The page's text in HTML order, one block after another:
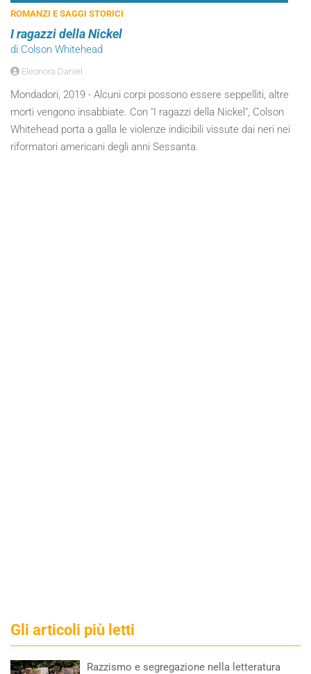
ROMANZI E SAGGI STORICI
I ragazzi della Nickel
di Colson Whitehead
Eleonora Daniel
Mondadori, 2019 - Alcuni corpi possono essere seppelliti, altre
morti vengono insabbiate. Con "I ragazzi della Nickel", Colson
Whitehead porta a galla le violenze indicibili vissute dai neri nei
riformatori americani degli anni Sessanta.
Gli articoli più letti
Razzismo e segregazione nella letteratura